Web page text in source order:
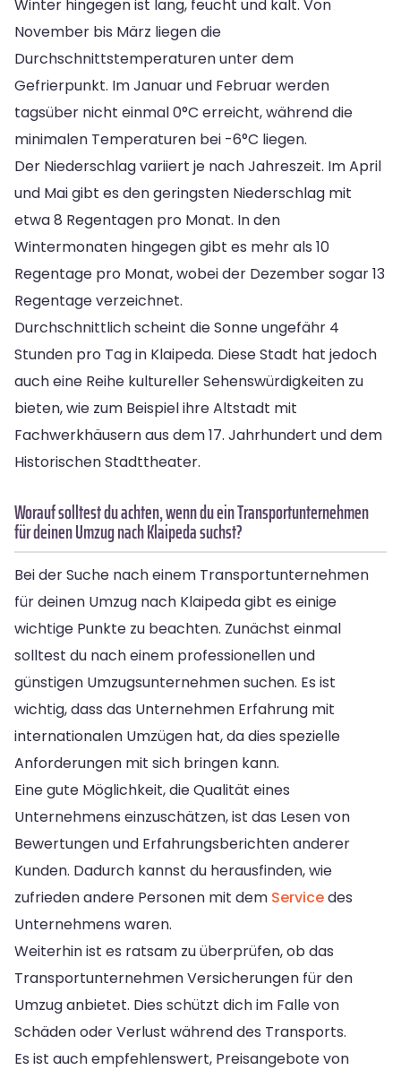
Winter hingegen ist lang, feucht und kalt. Von
November bis März liegen die
Durchschnittstemperaturen unter dem
Gefrierpunkt. Im Januar und Februar werden
tagsüber nicht einmal 0°C erreicht, während die
minimalen Temperaturen bei -6°C liegen.
Der Niederschlag variiert je nach Jahreszeit. Im April
und Mai gibt es den geringsten Niederschlag mit
etwa 8 Regentagen pro Monat. In den
Wintermonaten hingegen gibt es mehr als 10
Regentage pro Monat, wobei der Dezember sogar 13
Regentage verzeichnet.
Durchschnittlich scheint die Sonne ungefähr 4
Stunden pro Tag in Klaipeda. Diese Stadt hat jedoch
auch eine Reihe kultureller Sehenswürdigkeiten zu
bieten, wie zum Beispiel ihre Altstadt mit
Fachwerkhäusern aus dem 17. Jahrhundert und dem
Historischen Stadttheater.
Worauf solltest du achten, wenn du ein Transportunternehmen
für deinen Umzug nach Klaipeda suchst?
Bei der Suche nach einem Transportunternehmen
für deinen Umzug nach Klaipeda gibt es einige
wichtige Punkte zu beachten. Zunächst einmal
solltest du nach einem professionellen und
günstigen Umzugsunternehmen suchen. Es ist
wichtig, dass das Unternehmen Erfahrung mit
internationalen Umzügen hat, da dies spezielle
Anforderungen mit sich bringen kann.
Eine gute Möglichkeit, die Qualität eines
Unternehmens einzuschätzen, ist das Lesen von
Bewertungen und Erfahrungsberichten anderer
Kunden. Dadurch kannst du herausfinden, wie
zufrieden andere Personen mit dem Servicedes
Unternehmens waren.
Weiterhin ist es ratsam zu überprüfen, ob das
Transportunternehmen Versicherungen für den
Umzug anbietet. Dies schützt dich im Falle von
Schäden oder Verlust während des Transports.
Es ist auch empfehlenswert, Preisangebote von